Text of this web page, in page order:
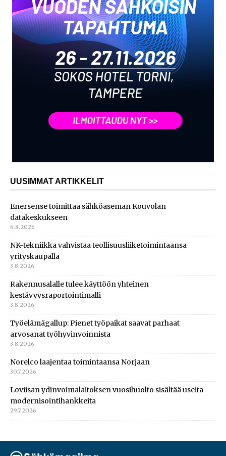
UUSIMMAT ARTIKKELIT
Enersense toimittaa sähköaseman Kouvolan
datakeskukseen
6.8.2026
NK-tekniikka vahvistaa teollisuusliiketoimintaansa
yrityskaupalla
3.8.2026
Rakennusalalle tulee käyttöön yhteinen
kestävyysraportointimalli
3.8.2026
Työelämägallup: Pienet työpaikat saavat parhaat
arvosanat työhyvinvoinnista
3.8.2026
Norelco laajentaa toimintaansa Norjaan
30.7.2026
Loviisan ydinvoimalaitoksen vuosihuolto sisältää useita
modernisointihankkeita
29.7.2026